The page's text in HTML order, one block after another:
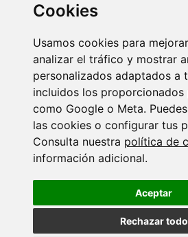
Cookies
Usamos cookies para
analizar el tráfico y mostrar
personalizados adaptados a
incluidos los
como Google o Meta.
las cookies o configurar tus
Consulta nuestra política de
información adicional.
Aceptar
Rechazar todo
Bienvenido a la tienda oficial de Ysonut,
Información de interés
Quiénes somos
Condiciones de venta
Política de privacidad
Aviso
900